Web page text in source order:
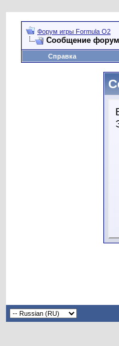
Форум игры Formula O2
Сообщение
Справка